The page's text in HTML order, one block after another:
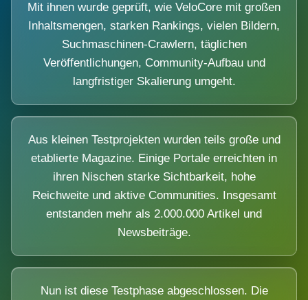
Mit ihnen wurde geprüft, wie VeloCore mit großen
Inhaltsmengen, starken Rankings, vielen Bildern,
Suchmaschinen-Crawlern, täglichen
Veröffentlichungen, Community-Aufbau und
langfristiger Skalierung umgeht.
Aus kleinen Testprojekten wurden teils große und
etablierte Magazine. Einige Portale erreichten in
ihren Nischen starke Sichtbarkeit, hohe
Reichweite und aktive Communities. Insgesamt
entstanden mehr als 2.000.000 Artikel und
Newsbeiträge.
Nun ist diese Testphase abgeschlossen. Die